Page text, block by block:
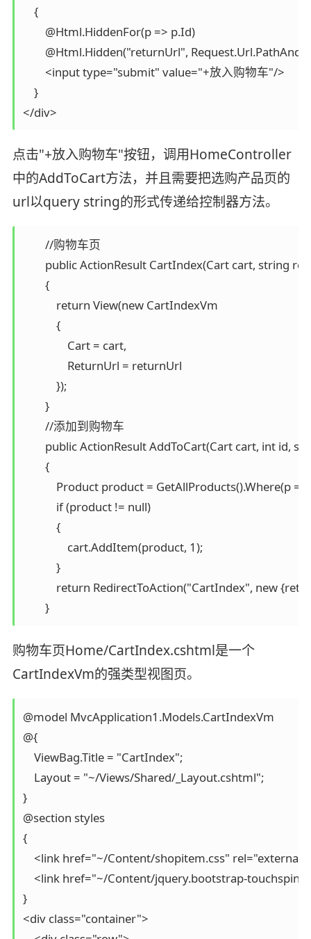
    {
        @Html.HiddenFor(p => p.Id)
@Html.Hidden("returnUrl",
        <input type="submit" value="+放入购物车"/>
    }
</div>
点击"+放入购物车"按钮，调用HomeController
中的AddToCart方法，并且需要把选购产品页的
url以query string的形式传递给控制器方法。
        //购物车页
public ActionResult CartIndex(Cart cart, string
        {
            return View(new CartIndexVm
            {
                Cart = cart,
                ReturnUrl = returnUrl
            });
        }
        //添加到购物车
public ActionResult AddToCart(Cart cart, int id,
        {
Product product = GetAllProducts().Where(p =>
            if (product != null)
            {
                cart.AddItem(product, 1);
            }
return RedirectToAction("CartIndex", new
        }
购物车页Home/CartIndex.cshtml是一个
CartIndexVm的强类型视图页。
@model MvcApplication1.Models.CartIndexVm
@{
    ViewBag.Title = "CartIndex";
    Layout = "~/Views/Shared/_Layout.cshtml";
}
@section styles
{
<link href="~/Content/shopitem.css" rel="external
<link href="~/Content/jquery.bootstrap-
}
<div class="container">